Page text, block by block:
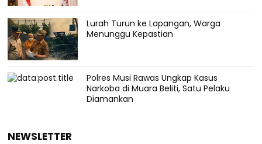
Lurah Turun ke Lapangan, Warga
Menunggu Kepastian
Polres Musi Rawas Ungkap Kasus
Narkoba di Muara Beliti, Satu Pelaku
Diamankan
NEWSLETTER